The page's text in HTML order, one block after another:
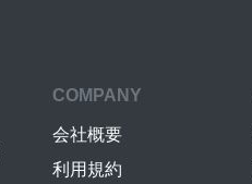
COMPANY
会社概要
利用規約